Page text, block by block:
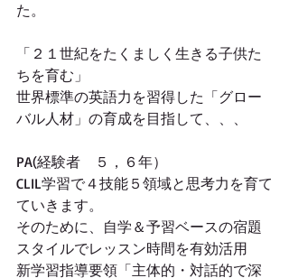
た。
「２１世紀をたくましく生きる子供た
ちを育む」
世界標準の英語力を習得した「グロー
バル人材」の育成を目指して、、、
PA(経験者　５，６年）
CLIL学習で４技能５領域と思考力を育て
ていきます。
そのために、自学＆予習ベースの宿題
スタイルでレッスン時間を有効活用
新学習指導要領「主体的・対話的で深